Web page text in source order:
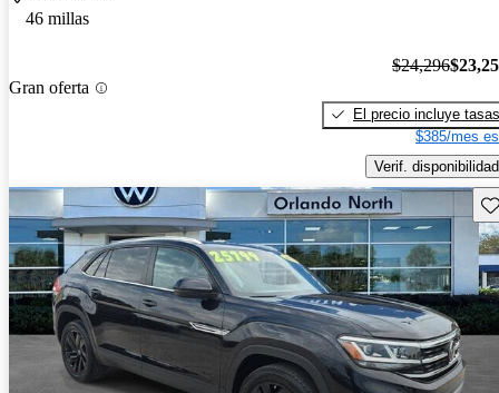
46 millas
Gran oferta
$24,296
El precio incluye tasas
$385/mes
Verif. disponibilidad